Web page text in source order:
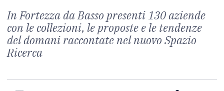
In Fortezza da Basso presenti 130 aziende
con le collezioni, le proposte e le tendenze
del domani raccontate nel nuovo Spazio
Ricerca